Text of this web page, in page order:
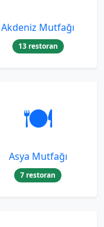
Akdeniz Mutfağı
13 restoran
🍽️
Asya Mutfağı
7 restoran